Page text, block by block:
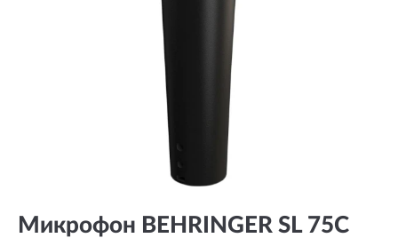
Микрофон BEHRINGER SL 75C